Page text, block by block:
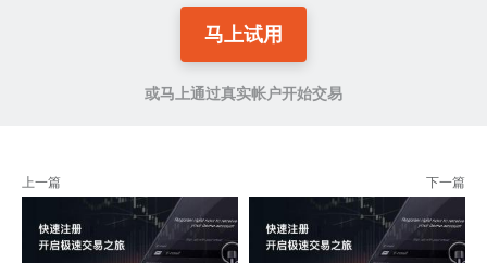
马上试用
或马上通过真实帐户开始交易
上一篇 下一篇